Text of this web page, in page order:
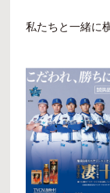
私たちと一緒に